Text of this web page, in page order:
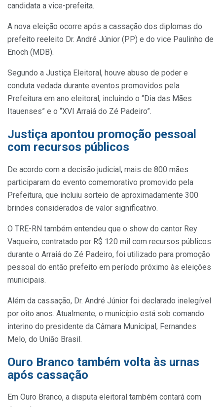
candidata a vice-prefeita.
A nova eleição ocorre após a cassação dos diplomas do
prefeito reeleito Dr. André Júnior (PP) e do vice Paulinho de
Enoch (MDB).
Segundo a Justiça Eleitoral, houve abuso de poder e
conduta vedada durante eventos promovidos pela
Prefeitura em ano eleitoral, incluindo o “Dia das Mães
Itauenses” e o “XVI Arraiá do Zé Padeiro”.
Justiça apontou promoção pessoal
com recursos públicos
De acordo com a decisão judicial, mais de 800 mães
participaram do evento comemorativo promovido pela
Prefeitura, que incluiu sorteio de aproximadamente 300
brindes considerados de valor significativo.
O TRE-RN também entendeu que o show do cantor Rey
Vaqueiro, contratado por R$ 120 mil com recursos públicos
durante o Arraiá do Zé Padeiro, foi utilizado para promoção
pessoal do então prefeito em período próximo às eleições
municipais.
Além da cassação, Dr. André Júnior foi declarado inelegível
por oito anos. Atualmente, o município está sob comando
interino do presidente da Câmara Municipal, Fernandes
Melo, do União Brasil.
Ouro Branco também volta às urnas
após cassação
Em Ouro Branco, a disputa eleitoral também contará com